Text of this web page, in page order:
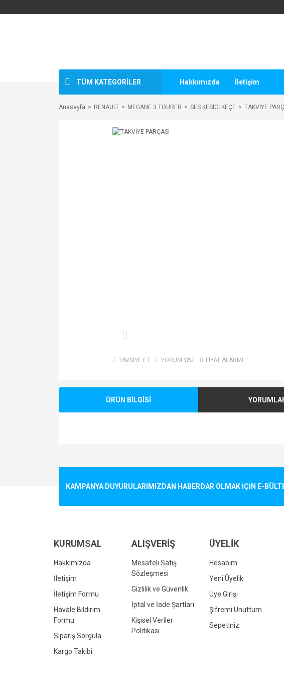
TÜM KATEGORİLER Hakkımızda İletişim
Anasayfa RENAULT MEGANE 3 TOURER SES KESİCİ KEÇE TAKVİYE
TAVSİYE ET YORUM YAZ FİYAT ALARMI
ÜRÜN BİLGİSİ
Ürün resmi kalitesiz, bozuk veya görüntülenemiyor.
Bu ürüne benzer farklı alternatifler olmalı.
KAMPANYA DUYURULARIMIZDAN HABERDAR OLMAK İÇİN E-
KURUMSAL
Hakkımızda
İletişim
İletişim Formu
Havale Bildirim
Formu
Sipariş Sorgula
Kargo Takibi
ALIŞVERİŞ
Mesafeli Satış
Sözleşmesi
Gizlilik ve Güvenlik
İptal ve İade Şartları
Kişisel Veriler
Politikası
ÜYELİK
Hesabım
Yeni Üyelik
Üye Girişi
Şifremi Unuttum
Sepetiniz